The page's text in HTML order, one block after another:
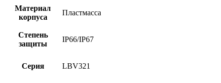
Материал
корпуса
Пластмасса
Степень
защиты
IP66/IP67
Серия LBV321